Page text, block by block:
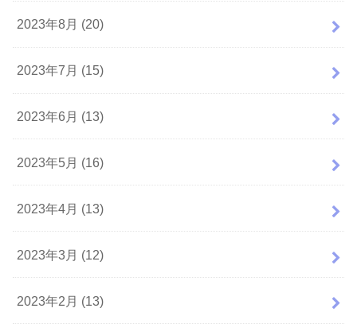
2023年8月 (20)
2023年7月 (15)
2023年6月 (13)
2023年5月 (16)
2023年4月 (13)
2023年3月 (12)
2023年2月 (13)